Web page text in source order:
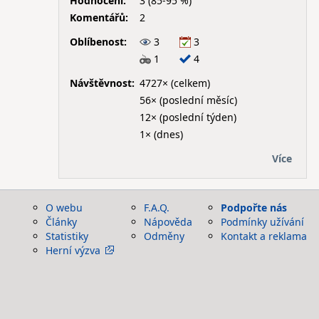
Komentářů:
2
Oblíbenost:
3
3
1
4
Návštěvnost: 4727× (celkem)
56× (poslední měsíc)
12× (poslední týden)
1× (dnes)
Více
O webu
Články
Statistiky
Herní výzva
F.A.Q.
Nápověda
Odměny
Podpořte nás
Podmínky užívání
Kontakt a reklama